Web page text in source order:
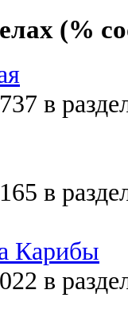
(%
в
в
Карибы
в